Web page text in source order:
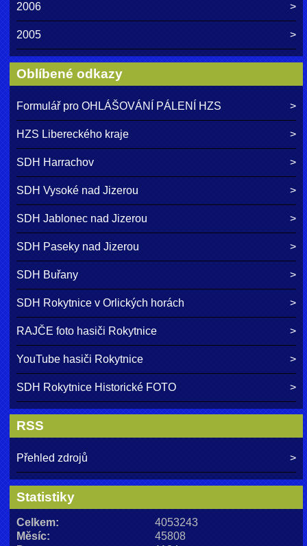
2006
2005
Oblíbené odkazy
Formulář pro OHLÁŠOVÁNÍ PÁLENÍ HZS
HZS Libereckého kraje
SDH Harrachov
SDH Vysoké nad Jizerou
SDH Jablonec nad Jizerou
SDH Paseky nad Jizerou
SDH Buřany
SDH Rokytnice v Orlických horách
RAJČE foto hasiči Rokytnice
YouTube hasiči Rokytnice
SDH Rokytnice Historické FOTO
RSS
Přehled zdrojů
Statistiky
Celkem:
4053243
Měsíc:
45808